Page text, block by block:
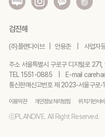
검진해
(주)플랜다이브 안용준 사업자
주소 서울특별시 구로구 디지털로
TEL 1551-0885 E-mail
통신판매신고번호 제 2023-서울구로-
이용약관 개인정보처리방침 위치기반서
ⓒPLANDIVE. All Right Reserved.